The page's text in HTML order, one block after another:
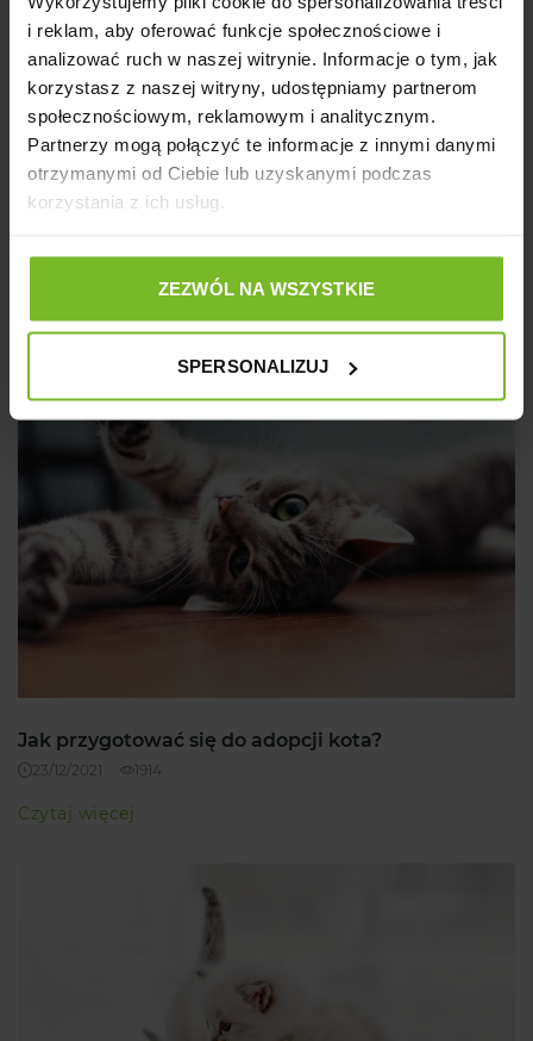
i reklam, aby oferować funkcje społecznościowe i
analizować ruch w naszej witrynie. Informacje o tym, jak
korzystasz z naszej witryny, udostępniamy partnerom
społecznościowym, reklamowym i analitycznym.
Partnerzy mogą połączyć te informacje z innymi danymi
otrzymanymi od Ciebie lub uzyskanymi podczas
korzystania z ich usług.
ZEZWÓL NA WSZYSTKIE
SPERSONALIZUJ
Taggedsucha karma,mokra karma,AquaelZoo
dieta kota,zdrowie kota,karma dla kota,opieka
nad kotem, układ moczowy kota
Powiązane posty
Jak przygotować się do adopcji kota?
23/12/2021 1914
Czytaj więcej